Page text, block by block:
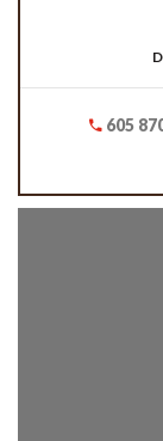
605